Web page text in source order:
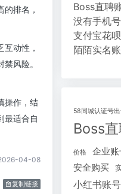
排名，
动性，
风险。
操作，结
最适合自
04-08
复制链接
Boss直聘
没有手机
支付宝花
陌陌实名
58同城认证号
Boss
价格 企业账
安全购买
小红书账